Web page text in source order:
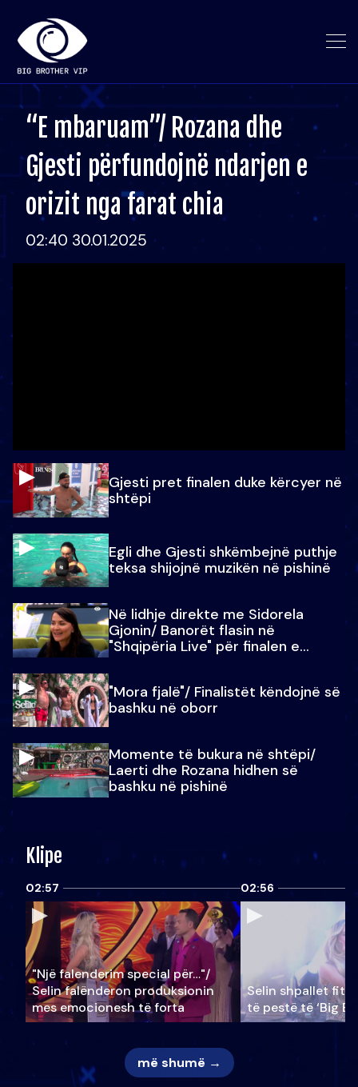
“E mbaruam”/ Rozana dhe
Gjesti përfundojnë ndarjen e
orizit nga farat chia
02:40 30.01.2025
Gjesti pret finalen duke kërcyer në
shtëpi
Egli dhe Gjesti shkëmbejnë puthje
teksa shijojnë muzikën në pishinë
Në lidhje direkte me Sidorela
Gjonin/ Banorët flasin në
"Shqipëria Live" për finalen e
"Mora fjalë"/ Finalistët këndojnë së
bashku në oborr
Momente të bukura në shtëpi/
Laerti dhe Rozana hidhen së
bashku në pishinë
Klipe
02:57
"Një falenderim special për…"/
Selin falënderon produksionin
mes emocionesh të forta
02:56
Selin shpallet
të pestë të ‘Big
më shumë →